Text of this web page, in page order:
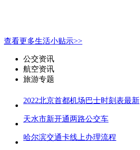
查看更多生活小贴示>>
公交资讯
航空资讯
旅游专题
2022北京首都机场巴士时刻表最新
天水市新开通两路公交车
哈尔滨交通卡线上办理流程